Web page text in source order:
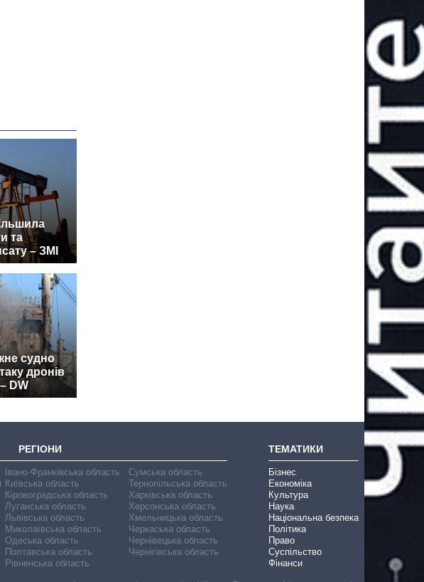
та
– ЗМІ
судно
дронів
DW
РЕГІОНИ
Івано-Франківська область
Київська область
Кіровоградська область
Луганська область
Львівська область
Миколаївська область
Одеська область
Полтавська область
Рівненська область
Сумська область
Тернопільська область
Харківська область
Херсонська область
Хмельницька область
Черкаська область
Чернівецька область
Чернігівська область
ТЕМАТИКИ
Бізнес
Економіка
Культура
Наука
Національна безпека
Політика
Право
Суспільство
Фінанси